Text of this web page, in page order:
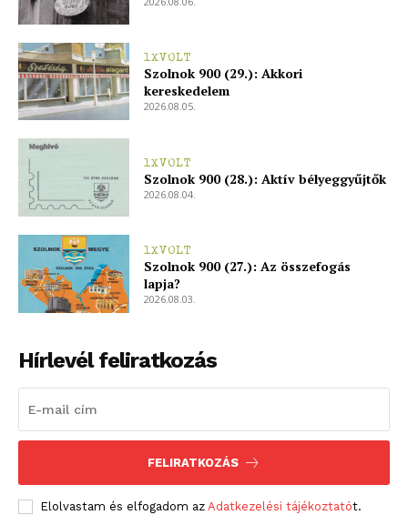
1XVOLT
Szolnok 900 (29.): Akkori
kereskedelem
2026.08.05.
1XVOLT
Szolnok 900 (28.): Aktív bélyeggyűjtők
2026.08.04.
1XVOLT
Szolnok 900 (27.): Az összefogás
lapja?
2026.08.03.
Hírlevél feliratkozás
FELIRATKOZÁS
Elolvastam és elfogadom az Adatkezelési tájékoztatót.